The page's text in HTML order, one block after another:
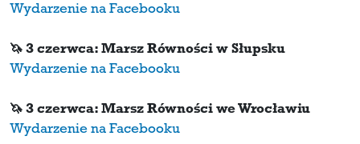
Wydarzenie na Facebooku
🦄 3 czerwca: Marsz Równości w Słupsku
Wydarzenie na Facebooku
🦄 3 czerwca: Marsz Równości we Wrocławiu
Wydarzenie na Facebooku